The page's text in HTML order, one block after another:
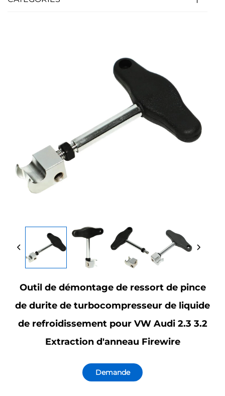
Outil de démontage de ressort de pince
de durite de turbocompresseur de liquide
de refroidissement pour VW Audi 2.3 3.2
Extraction d'anneau Firewire
Demande